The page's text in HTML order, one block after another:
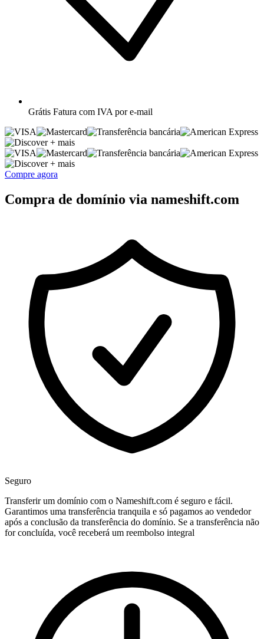
Grátis Fatura com IVA por e-mail
+ mais
+ mais
Compre agora
Compra de domínio via nameshift.com
Seguro
Transferir um domínio com o Nameshift.com é seguro e fácil.
Garantimos uma transferência tranquila e só pagamos ao vendedor
após a conclusão da transferência do domínio. Se a transferência não
for concluída, você receberá um reembolso integral